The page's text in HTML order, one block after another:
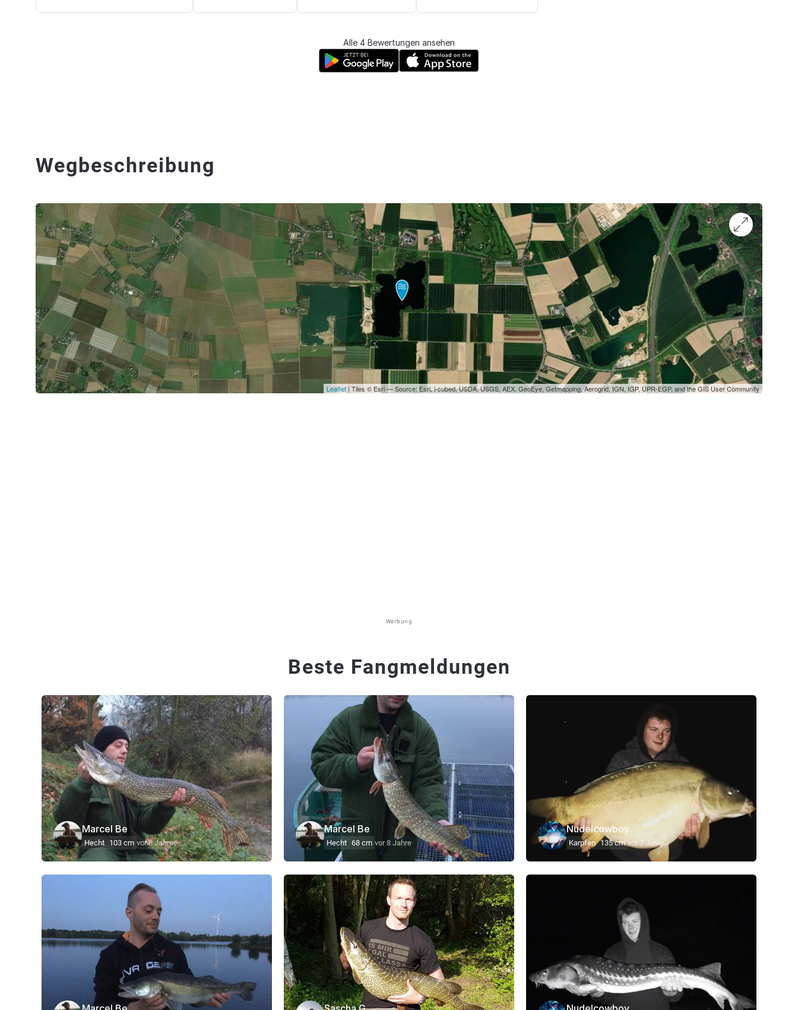
Alle 4 Bewertungen ansehen
Wegbeschreibung
Leaflet | Tiles © Esri — Source: Esri, i-cubed, USDA, USGS, AEX, GeoEye, Getmapping, Aerogrid, IGN, IGP, UPR-EGP, and the GIS User Community
Werbung
Beste Fangmeldungen
Marcel Be
Hecht 103 cm vor 8 Jahre
Marcel Be
Hecht 68 cm vor 8 Jahre
Nudelcowboy
Karpfen 135 cm vor 7 Jahre